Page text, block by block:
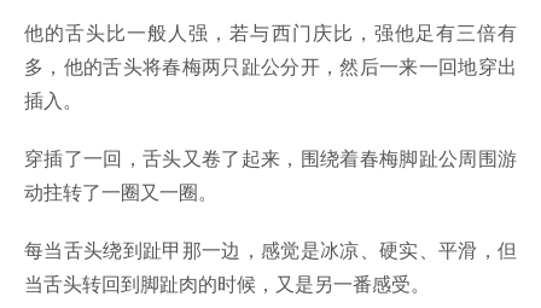
他的舌头比一般人强，若与西门庆比，强他足有三倍有
多，他的舌头将春梅两只趾公分开，然后一来一回地穿出
插入。
穿插了一回，舌头又卷了起来，围绕着春梅脚趾公周围游
动拄转了一圈又一圈。
每当舌头绕到趾甲那一边，感觉是冰凉、硬实、平滑，但
当舌头转回到脚趾肉的时候，又是另一番感受。